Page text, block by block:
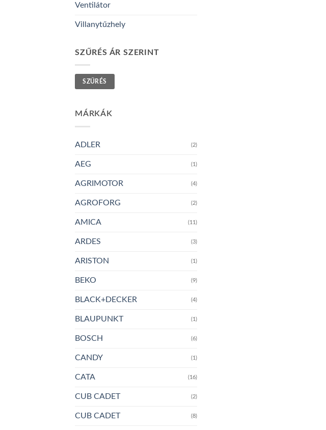
Ventilátor
Villanytűzhely
SZŰRÉS ÁR SZERINT
Min
Max
SZŰRÉS
MÁRKÁK
ADLER (2)
AEG (1)
AGRIMOTOR (4)
AGROFORG (2)
AMICA (11)
ARDES (3)
ARISTON (1)
BEKO (9)
BLACK+DECKER (4)
BLAUPUNKT (1)
BOSCH (6)
CANDY (1)
CATA (16)
CUB CADET (2)
CUB CADET (8)